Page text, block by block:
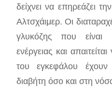
δείχνει να επηρεάζει
Αλτσχάιμερ. Οι
γλυκόζης που
ενέργειας και
του εγκεφάλου
διαβήτη όσο και στη